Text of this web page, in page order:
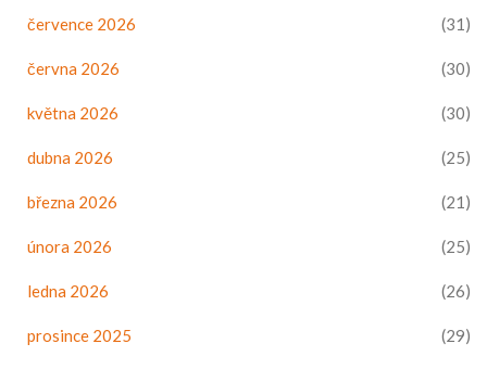
července 2026 (31)
června 2026 (30)
května 2026 (30)
dubna 2026 (25)
března 2026 (21)
února 2026 (25)
ledna 2026 (26)
prosince 2025 (29)